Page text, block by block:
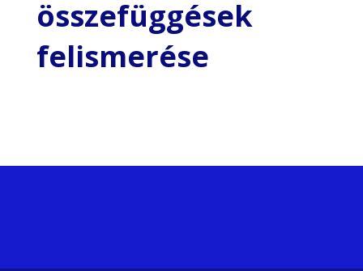
összefüggések
felismerése